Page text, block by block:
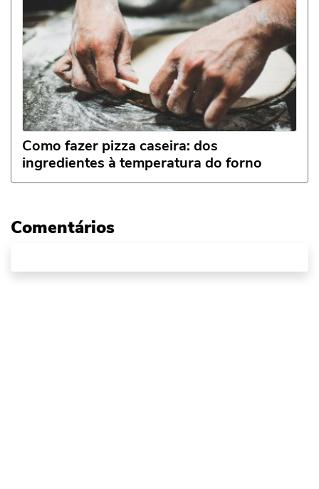
Como fazer pizza caseira: dos
ingredientes à temperatura do forno
Comentários